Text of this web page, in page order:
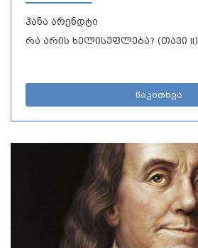
ჰანა არენდტი
რა არის ხელისუფლება? (თავი II)
წაკითხვა